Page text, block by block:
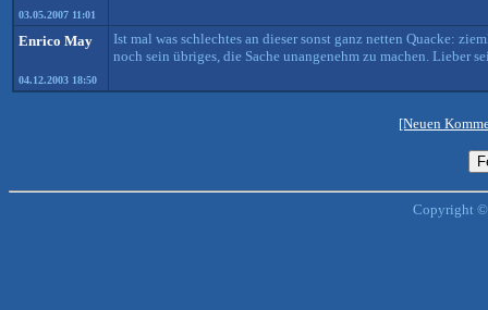
03.05.2007 11:01
Enrico May
04.12.2003 18:50
Ist mal was schlechtes an dieser sonst ganz netten Quacke:
noch sein übriges, die Sache unangenehm zu machen. Lieber
[Neuen
Copyright ©